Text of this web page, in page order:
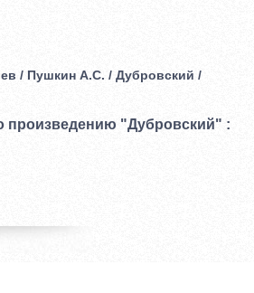
/ Пушкин А.С. / Дубровский /
произведению "Дубровский" :